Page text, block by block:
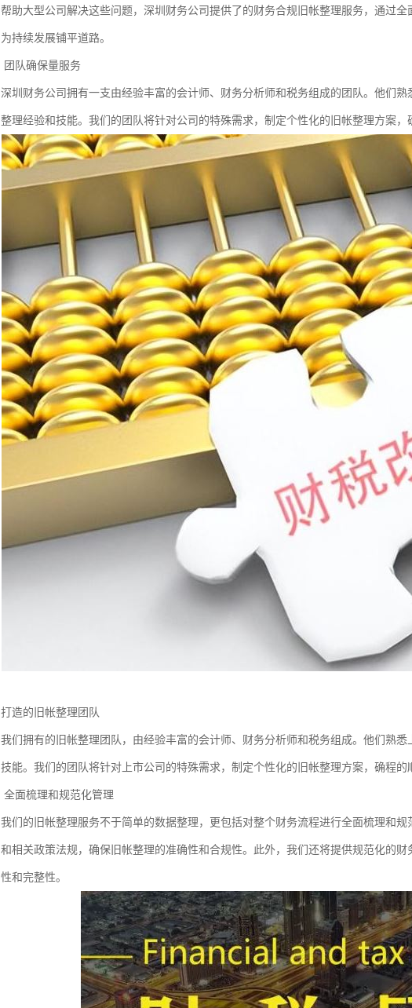
帮助大型公司解决这些问题，深圳财务公司提供了的财务合规旧帐整理服务，通过
为持续发展铺平道路。
团队确保量服务
深圳财务公司拥有一支由经验丰富的会计师、财务分析师和税务组成的团队。他们
整理经验和技能。我们的团队将针对公司的特殊需求，制定个性化的旧帐整理方案
打造的旧帐整理团队
我们拥有的旧帐整理团队，由经验丰富的会计师、财务分析师和税务组成。他们熟
技能。我们的团队将针对上市公司的特殊需求，制定个性化的旧帐整理方案，确程
全面梳理和规范化管理
我们的旧帐整理服务不于简单的数据整理，更包括对整个财务流程进行全面梳理和
和相关政策法规，确保旧帐整理的准确性和合规性。此外，我们还将提供规范化的
性和完整性。